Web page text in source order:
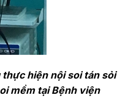
hiện nội soi tán sỏi
mềm tại Bệnh viện